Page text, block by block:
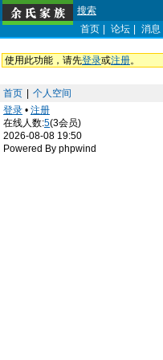
搜索
首页
论坛 消息
使用此功能，请先登录或注册。
首页
个人空间
登录 • 注册
在线人数:5(3会员)
2026-08-08 19:50
Powered By phpwind